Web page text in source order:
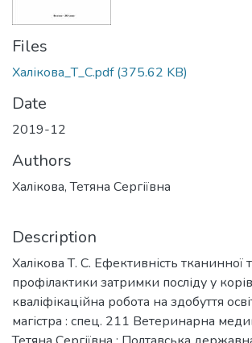
Files
Халікова_Т_С.pdf(375.62 KB)
Date
2019-12
Authors
Халікова, Тетяна Сергіївна
Description
Халікова Т. С. Ефективність тканинної
профілактики затримки посліду у
кваліфікаційна робота на здобуття
магістра : спец. 211 Ветеринарна